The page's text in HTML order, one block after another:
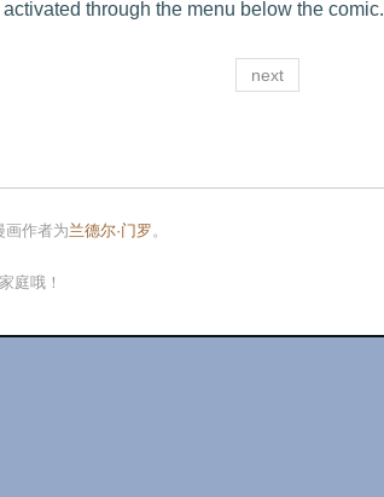
through the menu below the comic.
next
作者为兰德尔·门罗 。
庭哦！